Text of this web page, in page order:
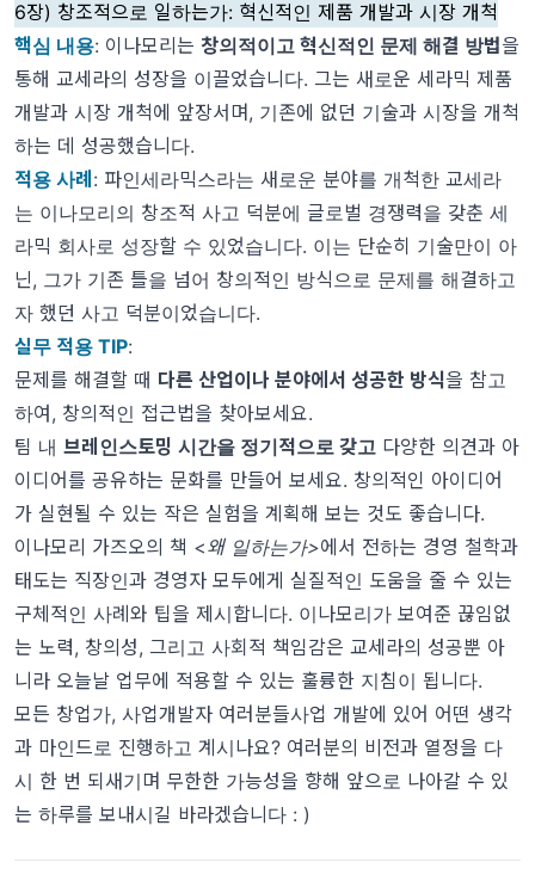
6장) 창조적으로 일하는가: 혁신적인 제품 개발과 시장 개척
핵심 내용: 이나모리는 창의적이고 혁신적인 문제 해결 방법을
통해 교세라의 성장을 이끌었습니다. 그는 새로운 세라믹 제품
개발과 시장 개척에 앞장서며, 기존에 없던 기술과 시장을 개척
하는 데 성공했습니다.
적용 사례: 파인세라믹스라는 새로운 분야를 개척한 교세라
는 이나모리의 창조적 사고 덕분에 글로벌 경쟁력을 갖춘 세
라믹 회사로 성장할 수 있었습니다. 이는 단순히 기술만이 아
닌, 그가 기존 틀을 넘어 창의적인 방식으로 문제를 해결하고
자 했던 사고 덕분이었습니다.
실무 적용 TIP:
문제를 해결할 때 다른 산업이나 분야에서 성공한 방식을 참고
하여, 창의적인 접근법을 찾아보세요.
팀 내 브레인스토밍 시간을 정기적으로 갖고 다양한 의견과 아
이디어를 공유하는 문화를 만들어 보세요. 창의적인 아이디어
가 실현될 수 있는 작은 실험을 계획해 보는 것도 좋습니다.
이나모리 가즈오의 책 <왜 일하는가>에서 전하는 경영 철학과
태도는 직장인과 경영자 모두에게 실질적인 도움을 줄 수 있는
구체적인 사례와 팁을 제시합니다. 이나모리가 보여준 끊임없
는 노력, 창의성, 그리고 사회적 책임감은 교세라의 성공뿐 아
니라 오늘날 업무에 적용할 수 있는 훌륭한 지침이 됩니다.
모든 창업가, 사업개발자 여러분들사업 개발에 있어 어떤 생각
과 마인드로 진행하고 계시나요? 여러분의 비전과 열정을 다
시 한 번 되새기며 무한한 가능성을 향해 앞으로 나아갈 수 있
는 하루를 보내시길 바라겠습니다 : )